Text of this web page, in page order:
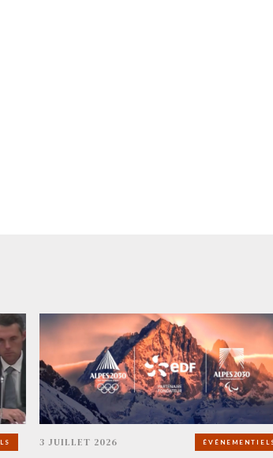
3 JUILLET 2026